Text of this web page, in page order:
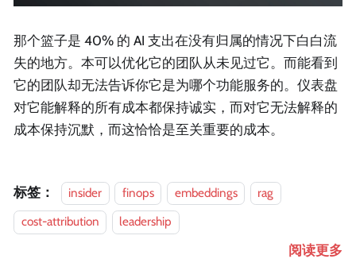
那个篮子是 40% 的 AI 支出在没有归属的情况下白白流
失的地方。本可以优化它的团队从未见过它。而能看到
它的团队却无法告诉你它是为哪个功能服务的。仪表盘
对它能解释的所有成本都保持诚实，而对它无法解释的
成本保持沉默，而这恰恰是至关重要的成本。
标签： insider finops embeddings
rag
cost-attribution
leadership
阅读更多